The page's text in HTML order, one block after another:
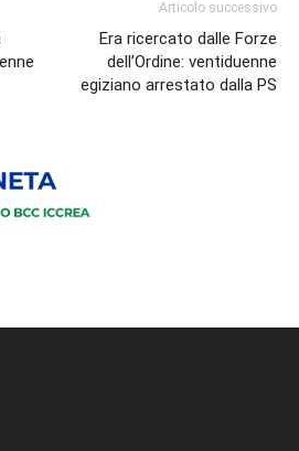
Articolo successivo
Era ricercato dalle Forze
dell’Ordine: ventiduenne
egiziano arrestato dalla PS